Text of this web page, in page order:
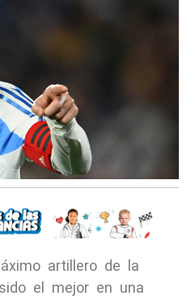
artillero de la
el mejor en una